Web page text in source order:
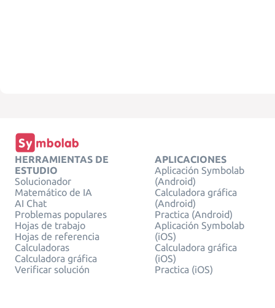
HERRAMIENTAS DE
ESTUDIO
Solucionador
Matemático de IA
AI Chat
Problemas populares
Hojas de trabajo
Hojas de referencia
Calculadoras
Calculadora gráfica
Verificar solución
APLICACIONES
Aplicación Symbolab
(Android)
Calculadora gráfica
(Android)
Practica (Android)
Aplicación Symbolab
(iOS)
Calculadora gráfica
(iOS)
Practica (iOS)